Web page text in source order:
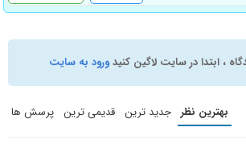
، ابتدا در سایت لاگین کنیدورود به سایت
بهترین نظر جدید ترین قدیمی ترین پرسش ها